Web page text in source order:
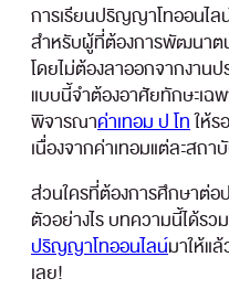
การเรียนปริญญาโทออนไล
สำหรับผู้ที่ต้องการพัฒนาตน
โดยไม่ต้องลาออกจากงานป
แบบนี้จำต้องอาศัยทักษะเฉ
พิจารณาค่าเทอม ป โทให้ร
เนื่องจากค่าเทอมแต่ละสถ
ส่วนใครที่ต้องการศึกษาต่อ
ตัวอย่างไร บทความนี้ได้รว
ปริญญาโทออนไลน์มาให้แ
เลย!